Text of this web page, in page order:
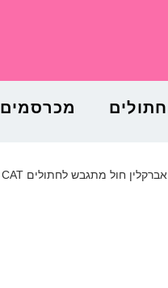
חתולים מכרסמים
אברקלין חול מתגבש לחתולים MULTI CAT אדום 10 ליטר